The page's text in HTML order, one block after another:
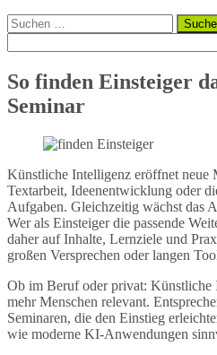
Suchen
nach:
So finden Einsteiger
Seminar
Künstliche Intelligenz eröffnet neue
Textarbeit, Ideenentwicklung oder
Aufgaben. Gleichzeitig wächst das
Wer als Einsteiger die passende
daher auf Inhalte, Lernziele und
großen Versprechen oder langen
Ob im Beruf oder privat:
mehr Menschen relevant.
Seminaren, die den Einstieg
wie moderne KI-Anwendungen